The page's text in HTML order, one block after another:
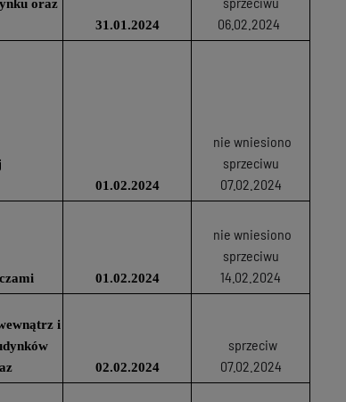
oraz
31.01.2024
06.02.2024
01.02.2024
nie wniesiono
sprzeciwu
07.02.2024
01.02.2024
nie wniesiono
sprzeciwu
14.02.2024
i
02.02.2024
sprzeciw
07.02.2024